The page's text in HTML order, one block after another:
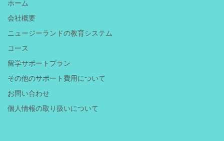
ホーム
会社概要
ニュージーランドの教育システム
コース
留学サポートプラン
その他のサポート費用について
お問い合わせ
個人情報の取り扱いについて